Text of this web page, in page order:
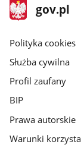
stopka
gov.pl
Strona
gov.pl
gov.pl
Polityka cookies
Służba cywilna
Profil zaufany
BIP
Prawa autorskie
Warunki